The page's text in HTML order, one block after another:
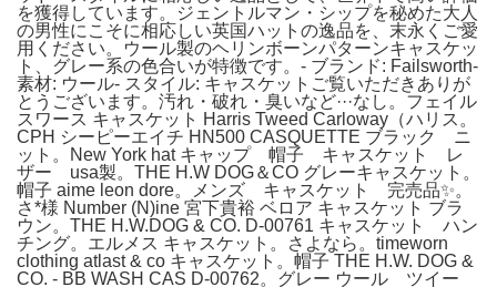
を獲得しています。ジェントルマン・シップを秘めた大人
の男性にこそに相応しい英国ハットの逸品を、末永くご愛
用ください。ウール製のヘリンボーンパターンキャスケッ
ト、グレー系の色合いが特徴です。- ブランド: Failsworth-
素材: ウール- スタイル: キャスケットご覧いただきありが
とうございます。汚れ・破れ・臭いなど···なし。フェイル
スワース キャスケット Harris Tweed Carloway（ハリス。
CPH シーピーエイチ HN500 CASQUETTE ブラック ニ
ット。New York hat キャップ 帽子 キャスケット レ
ザー usa製。THE H.W DOG＆CO グレーキャスケット。
帽子 aime leon dore。メンズ キャスケット 完売品✨。
さ*様 Number (N)ine 宮下貴裕 ベロア キャスケット ブラ
ウン。THE H.W.DOG & CO. D-00761 キャスケット ハン
チング。エルメス キャスケット。さよなら。timeworn
clothing atlast & co キャスケット。帽子 THE H.W. DOG &
CO. - BB WASH CAS D-00762。グレー ウール ツイー